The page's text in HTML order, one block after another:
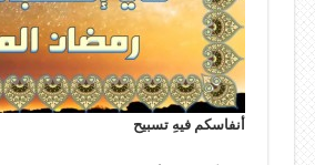
أنفاسكم فيهِ تسبيح